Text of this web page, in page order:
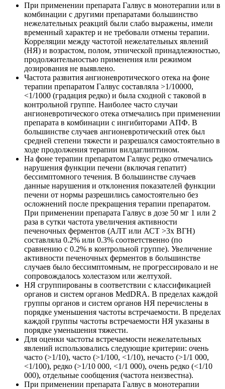
При применении препарата Галвус в монотерапии или в
комбинации с другими препаратами большинство
нежелательных реакций были слабо выражены, имели
временный характер и не требовали отмены терапии.
Корреляции между частотой нежелательных явлений
(НЯ) и возрастом, полом, этнической принадлежностью,
продолжительностью применения или режимом
дозирования не выявлено.
Частота развития ангионевротического отека на фоне
терапии препаратом Галвус составляла >1/10000,
<1/1000 (градация редко) и была сходной с таковой в
контрольной группе. Наиболее часто случаи
ангионевротического отека отмечались при применении
препарата в комбинации с ингибиторами АПФ. В
большинстве случаев ангионевротический отек был
средней степени тяжести и разрешался самостоятельно в
ходе продолжения терапии вилдаглиптином.
На фоне терапии препаратом Галвус редко отмечались
нарушения функции печени (включая гепатит)
бессимптомного течения. В большинстве случаев
данные нарушения и отклонения показателей функции
печени от нормы разрешились самостоятельно без
осложнений после прекращения терапии препаратом.
При применении препарата Галвус в дозе 50 мг 1 или 2
раза в сутки частота увеличения активности
печеночных ферментов (АЛТ или АСТ >3х ВГН)
составляла 0.2% или 0.3% соответственно (по
сравнению с 0.2% в контрольной группе). Увеличение
активности печеночных ферментов в большинстве
случаев было бессимптомным, не прогрессировало и не
сопровождалось холестазом или желтухой.
НЯ сгруппированы в соответствии с классификацией
органов и систем органов MedDRA. В пределах каждой
группы органов и систем органов НЯ перечислены в
порядке уменьшения частоты встречаемости. В пределах
каждой группы частоты встречаемости НЯ указаны в
порядке уменьшения тяжести.
Для оценки частоты встречаемости нежелательных
явлений использовались следующие критерии: очень
часто (>1/10), часто (>1/100, <1/10), нечасто (>1/1 000,
<1/100), редко (>1/10 000, <1/1 000), очень редко (<1/10
000), отдельные сообщения (частота неизвестна).
При применении препарата Галвус в монотерапии